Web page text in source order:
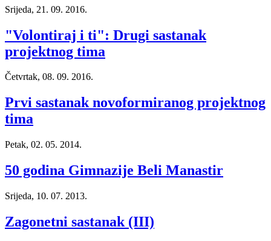
Srijeda, 21. 09. 2016.
"Volontiraj i ti": Drugi sastanak
projektnog tima
Četvrtak, 08. 09. 2016.
Prvi sastanak novoformiranog projektnog
tima
Petak, 02. 05. 2014.
50 godina Gimnazije Beli Manastir
Srijeda, 10. 07. 2013.
Zagonetni sastanak (III)